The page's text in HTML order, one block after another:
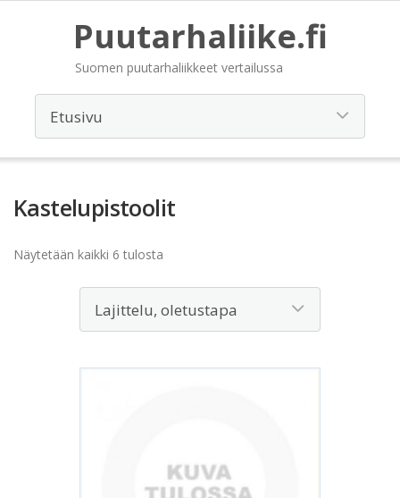
Puutarhaliike.fi
Suomen puutarhaliikkeet vertailussa
Kastelupistoolit
Näytetään kaikki 6 tulosta